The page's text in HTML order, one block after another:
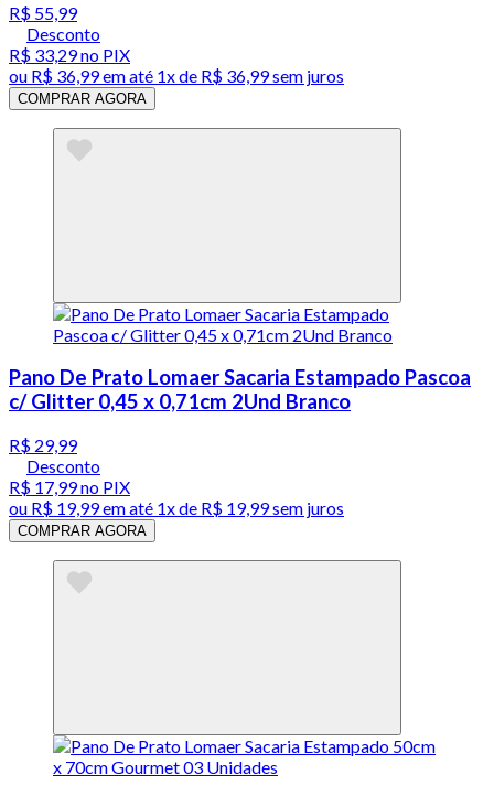
R$ 55,99
Desconto
R$ 33,29no PIX
ou R$ 36,99em até 1x de R$ 36,99sem juros
COMPRAR AGORA
Pano De Prato Lomaer Sacaria Estampado Pascoa
c/ Glitter 0,45 x 0,71cm 2Und Branco
R$ 29,99
Desconto
R$ 17,99no PIX
ou R$ 19,99em até 1x de R$ 19,99sem juros
COMPRAR AGORA